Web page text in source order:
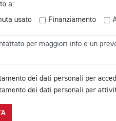
a:
usato Finanziamento
dei dati personali per
dei dati personali per